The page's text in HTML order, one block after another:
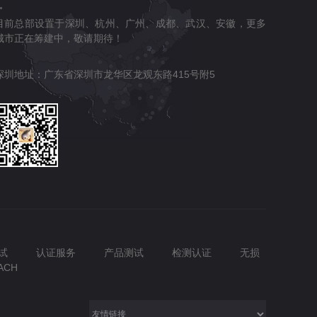
前总部设置于深圳、杭州、广州、成都、武汉、安徽，更多
市正在筹建中，敬请期待！
圳地址：广东省深圳市龙华区龙观东路415号附5
认证服务 产品测试 检测认证
无损